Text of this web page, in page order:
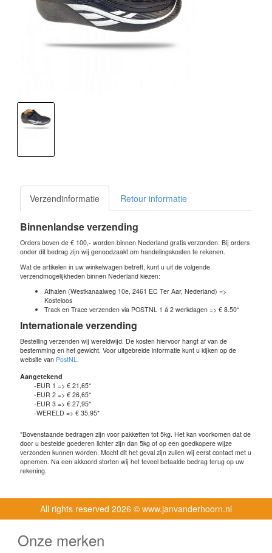
Verzendinformatie Retour informatie
Binnenlandse verzending
Orders boven de € 100,- worden binnen Nederland gratis verzonden. Bij orders
onder dit bedrag zijn wij genoodzaakt om handelingskosten te rekenen.
Wat de artikelen in uw winkelwagen betreft, kunt u uit de volgende
verzendmogelijkheden binnen Nederland kiezen:
Afhalen (Westkanaalweg 10e, 2461 EC Ter Aar, Nederland) =>
Kosteloos
Track en Trace verzenden via POSTNL 1 á 2 werkdagen => € 8.50*
Internationale verzending
Bestelling verzenden wij wereldwijd. De kosten hiervoor hangt af van de
bestemming en het gewicht. Voor uitgebreide informatie kunt u kijken op de
website van PostNL
Aangetekend
-EUR 1 => € 21,65*
-EUR 2 => € 26,65*
-EUR 3 => € 27,95*
-WERELD => € 35,95*
*Bovenstaande bedragen zijn voor pakketten tot 5kg. Het kan voorkomen dat de
door u bestelde goederen lichter zijn dan 5kg of op een goedkopere wijze
verzonden kunnen worden. Mocht dit het geval zijn zullen wij eerst contact met u
opnemen. Na een akkoord storten wij het teveel betaalde bedrag terug op uw
rekening.
All rights reserved 2026 © www.janvanderhoorn.nl
Onze merken